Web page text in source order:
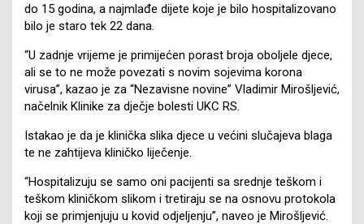
do 15 godina, a najmlađe dijete koje je bilo hospitalizovano
bilo je staro tek 22 dana.
“U zadnje vrijeme je primijećen porast broja oboljele djece,
ali se to ne može povezati s novim sojevima korona
virusa”, kazao je za “Nezavisne novine” Vladimir Mirošljević,
načelnik Klinike za dječje bolesti UKC RS.
Istakao je da je klinička slika djece u većini slučajeva blaga
te ne zahtijeva kliničko liječenje.
“Hospitalizuju se samo oni pacijenti sa srednje teškom i
teškom kliničkom slikom i tretiraju se na osnovu protokola
koji se primjenjuju u kovid odjeljenju”, naveo je Mirošljević.